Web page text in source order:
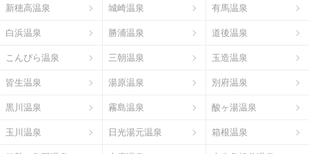
新穂高温泉 城崎温泉 有馬温泉
白浜温泉 勝浦温泉 道後温泉
こんぴら温泉 三朝温泉 玉造温泉
皆生温泉 湯原温泉 別府温泉
黒川温泉 霧島温泉 酸ヶ湯温泉
玉川温泉 日光湯元温泉 箱根温泉